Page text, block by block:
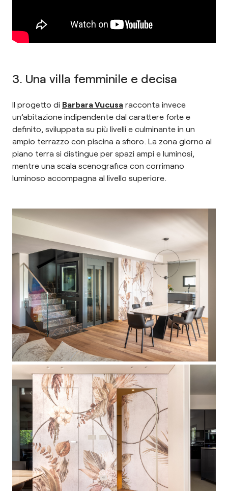
3. Una villa femminile e decisa
Il progetto di Barbara Vucusa racconta invece
un’abitazione indipendente dal carattere forte e
definito, sviluppata su più livelli e culminante in un
ampio terrazzo con piscina a sfioro. La zona giorno al
piano terra si distingue per spazi ampi e luminosi,
mentre una scala scenografica con corrimano
luminoso accompagna al livello superiore.